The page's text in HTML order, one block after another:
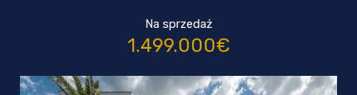
Na sprzedaż
1.499.000€